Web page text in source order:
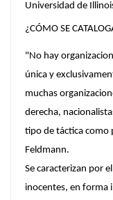
Universidad de
¿CÓMO SE
"No hay
única y
muchas
derecha,
tipo de táctica como
Feldmann.
Se caracterizan por
inocentes, en forma